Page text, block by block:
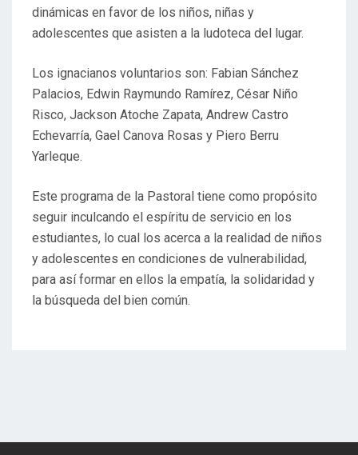
dinámicas en favor de los niños, niñas y
adolescentes que asisten a la ludoteca del lugar.
Los ignacianos voluntarios son: Fabian Sánchez
Palacios, Edwin Raymundo Ramírez, César Niño
Risco, Jackson Atoche Zapata, Andrew Castro
Echevarría, Gael Canova Rosas y Piero Berru
Yarleque.
Este programa de la Pastoral tiene como propósito
seguir inculcando el espíritu de servicio en los
estudiantes, lo cual los acerca a la realidad de niños
y adolescentes en condiciones de vulnerabilidad,
para así formar en ellos la empatía, la solidaridad y
la búsqueda del bien común.